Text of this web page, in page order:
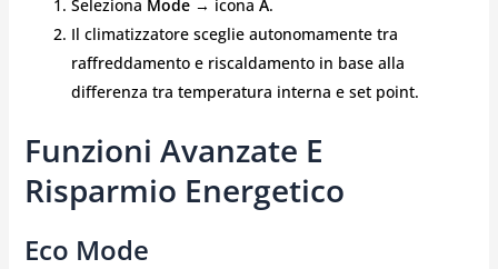
Seleziona Mode→ icona A.
Il climatizzatore sceglie autonomamente tra
raffreddamento e riscaldamento in base alla
differenza tra temperatura interna e set point.
Funzioni Avanzate E
Risparmio Energetico
Eco Mode